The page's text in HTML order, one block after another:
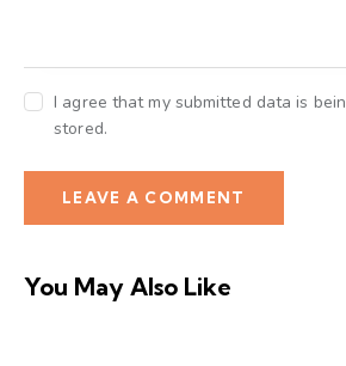
I agree that my submitted data is
stored.
You May Also Like